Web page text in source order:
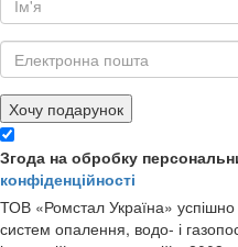
Хочу подарунок
Згода на обробку
конфіденційності
ТОВ «Ромстал Україна»
систем опалення, водо- і